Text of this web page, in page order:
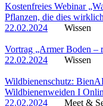
Kostenfreies Webinar
Pflanzen, die dies
22.02.2024
Wissen
Vortrag „Armer Boden –
22.02.2024
Wissen
Wildbienenschutz:
Wildbienenweiden I
22.02.2024
Meet &